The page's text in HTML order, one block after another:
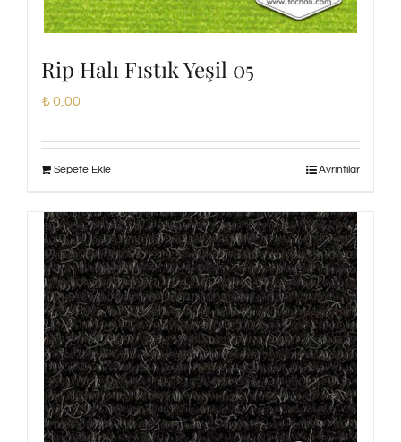
Rip Halı Fıstık Yeşil 05
₺0,00
Sepete Ekle Ayrıntılar